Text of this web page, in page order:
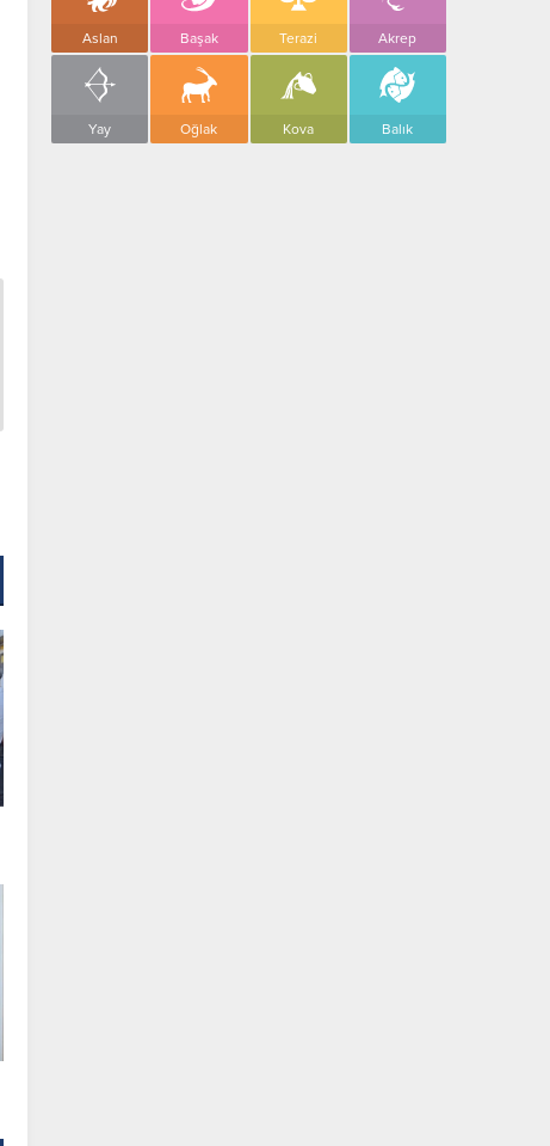
Aslan Başak Terazi Akrep
Yay Oğlak Kova Balık